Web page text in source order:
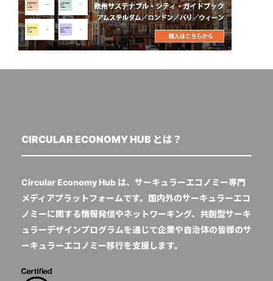
CIRCULAR ECONOMY HUB とは？
Circular Economy Hub は、サーキュラーエコノミー専門
メディアプラットフォームです。国内外のサーキュラーエコ
ノミーに関する情報発信やネットワーキング、共創型サーキ
ュラーデザインプログラムを通じて企業や自治体の皆様のサ
ーキュラーエコノミー移行を支援します。